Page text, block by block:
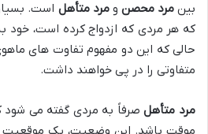
بینمرد محصن ومرد متأهل است.
که هر مردی که ازدواج کرده است،
حالی که این دو مفهوم تفاوت های
متفاوتی را در پی خواهند داشت.
مرد متأهلصرفاً به مردی گفته می شود
موقت باشد. این وضعیت، یک موقعیت